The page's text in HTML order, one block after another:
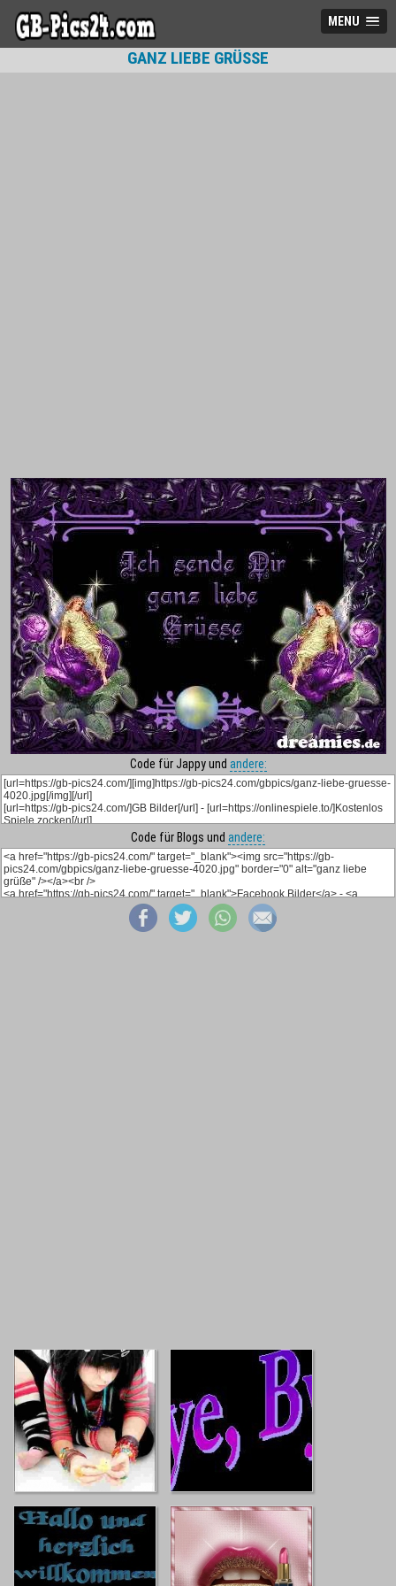
MENU
GANZ LIEBE GRÜSSE
Code für Jappy und andere:
Code für Blogs und andere: